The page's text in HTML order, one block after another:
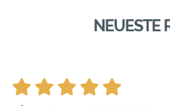
NEUESTE